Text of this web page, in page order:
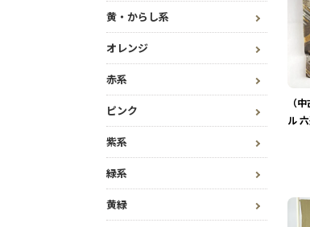
黄・からし系
オレンジ
赤系
ピンク
紫系
緑系
黄緑
（
ル